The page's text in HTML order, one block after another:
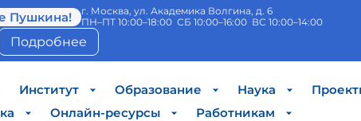
Пушкина!
г. Москва, ул. Академика Волгина, д. 6
ПН–ПТ 10:00–18:00 СБ 10:00–16:00 ВС 10:00–14:00
Подробнее
Институт Образование Наука
Онлайн-ресурсы Работникам